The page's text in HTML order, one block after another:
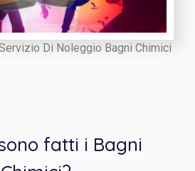
fatti i Bagni
Di Noleggio Bagni Chimici